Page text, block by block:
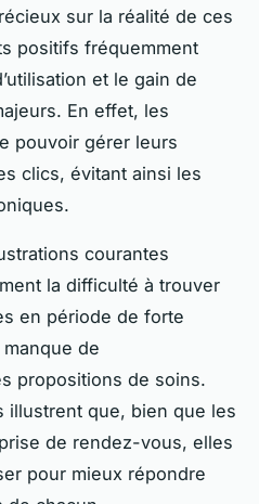
sur la réalité de ces
positifs fréquemment
et le gain de
En effet, les
pouvoir gérer leurs
clics, évitant ainsi les
courantes
la difficulté à trouver
en période de forte
de
propositions de soins.
illustrent que, bien que les
de rendez-vous, elles
pour mieux répondre